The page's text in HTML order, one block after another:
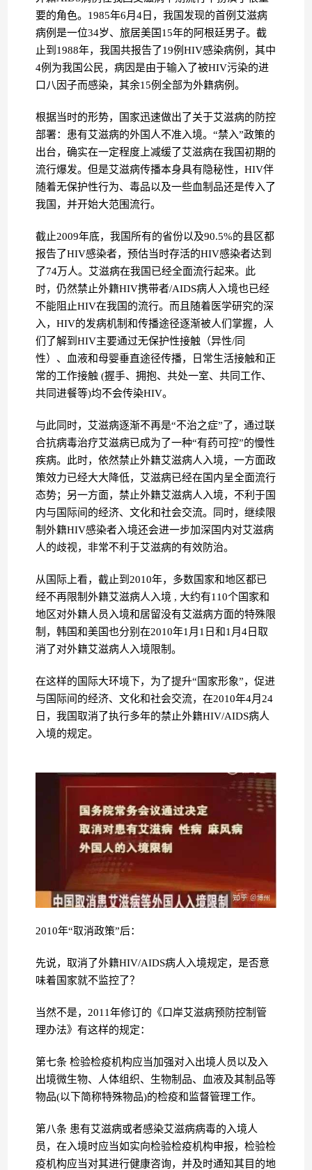
要的角色。1985年6月4日，我国发现的首例艾滋病
病例是一位34岁、旅居美国15年的阿根廷男子。截
止到1988年，我国共报告了19例HIV感染病例，其中
4例为我国公民，病因是由于输入了被HIV污染的进
口八因子而感染，其余15例全部为外籍病例。
根据当时的形势，国家迅速做出了关于艾滋病的防控
部署：患有艾滋病的外国人不准入境。“禁入”政策的
出台，确实在一定程度上减缓了艾滋病在我国初期的
流行爆发。但是艾滋病传播本身具有隐秘性，HIV伴
随着无保护性行为、毒品以及一些血制品还是传入了
我国，并开始大范围流行。
截止2009年底，我国所有的省份以及90.5%的县区都
报告了HIV感染者，预估当时存活的HIV感染者达到
了74万人。艾滋病在我国已经全面流行起来。此
时，仍然禁止外籍HIV携带者/AIDS病人入境也已经
不能阻止HIV在我国的流行。而且随着医学研究的深
入，HIV的发病机制和传播途径逐渐被人们掌握，人
们了解到HIV主要通过无保护性接触（异性/同
性）、血液和母婴垂直途径传播，日常生活接触和正
常的工作接触 (握手、拥抱、共处一室、共同工作、
共同进餐等)均不会传染HIV。
与此同时，艾滋病逐渐不再是“不治之症”了，通过联
合抗病毒治疗艾滋病已成为了一种“有药可控”的慢性
疾病。此时，依然禁止外籍艾滋病人入境，一方面政
策效力已经大大降低，艾滋病已经在国内呈全面流行
态势；另一方面，禁止外籍艾滋病人入境，不利于国
内与国际间的经济、文化和社会交流。同时，继续限
制外籍HIV感染者入境还会进一步加深国内对艾滋病
人的歧视，非常不利于艾滋病的有效防治。
从国际上看，截止到2010年，多数国家和地区都已
经不再限制外籍艾滋病人入境 , 大约有110个国家和
地区对外籍人员入境和居留没有艾滋病方面的特殊限
制，韩国和美国也分别在2010年1月1日和1月4日取
消了对外籍艾滋病人入境限制。
在这样的国际大环境下，为了提升“国家形象”，促进
与国际间的经济、文化和社会交流，在2010年4月24
日，我国取消了执行多年的禁止外籍HIV/AIDS病人
入境的规定。
2010年“取消政策”后：
先说，取消了外籍HIV/AIDS病人入境规定，是否意
味着国家就不监控了？
当然不是，2011年修订的《口岸艾滋病预防控制管
理办法》有这样的规定：
第七条 检验检疫机构应当加强对入出境人员以及入
出境微生物、人体组织、生物制品、血液及其制品等
物品(以下简称特殊物品)的检疫和监督管理工作。
第八条 患有艾滋病或者感染艾滋病病毒的入境人
员，在入境时应当如实向检验检疫机构申报，检验检
疫机构应当对其进行健康咨询，并及时通知其目的地